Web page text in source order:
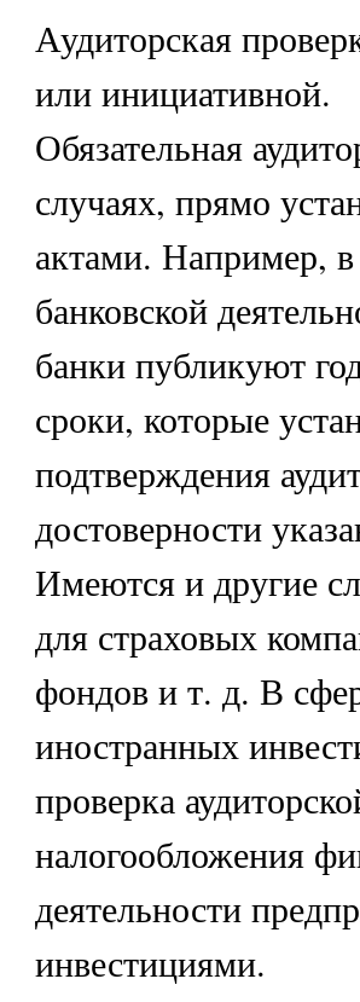
Аудиторская
или инициативной.
Обязательная
случаях, прямо
актами. Например,
банковской
банки публикуют
сроки, которые
подтверждения
достоверности
Имеются и другие
для страховых
фондов и т. д. В
иностранных
проверка
налогообложения
деятельности
инвестициями.